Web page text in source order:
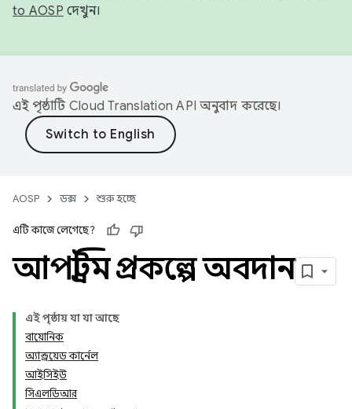
to AOSP দেখুন।
এই পৃষ্ঠাটি Cloud Translation API অনুবাদ করেছে।
AOSP ডক্স শুরু হচ্ছে
এটি কাজে লেগেছে?
আপস্ট্রিম প্রকল্পে অবদান
এই পৃষ্ঠায় যা যা আছে
বায়োনিক
অ্যান্ড্রয়েড কার্নেল
আইসিইউ
সিএলডিআর